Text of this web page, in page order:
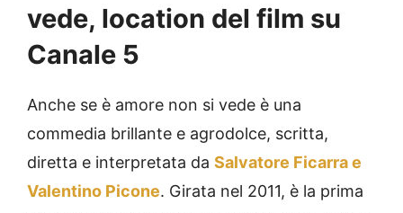
vede, location del film su
Canale 5
Anche se è amore non si vede è una
commedia brillante e agrodolce, scritta,
diretta e interpretata da Salvatore Ficarra e
Valentino Picone. Girata nel 2011, è la prima